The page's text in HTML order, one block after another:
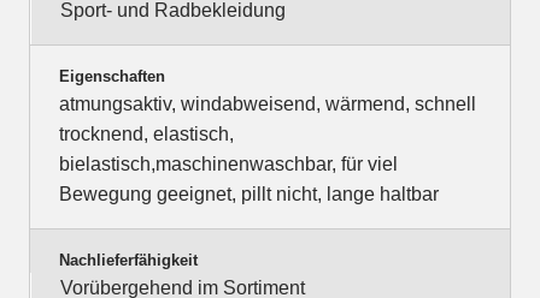
Sport- und Radbekleidung
Eigenschaften
atmungsaktiv, windabweisend, wärmend, schnell
trocknend, elastisch,
bielastisch,maschinenwaschbar, für viel
Bewegung geeignet, pillt nicht, lange haltbar
Nachlieferfähigkeit
Vorübergehend im Sortiment